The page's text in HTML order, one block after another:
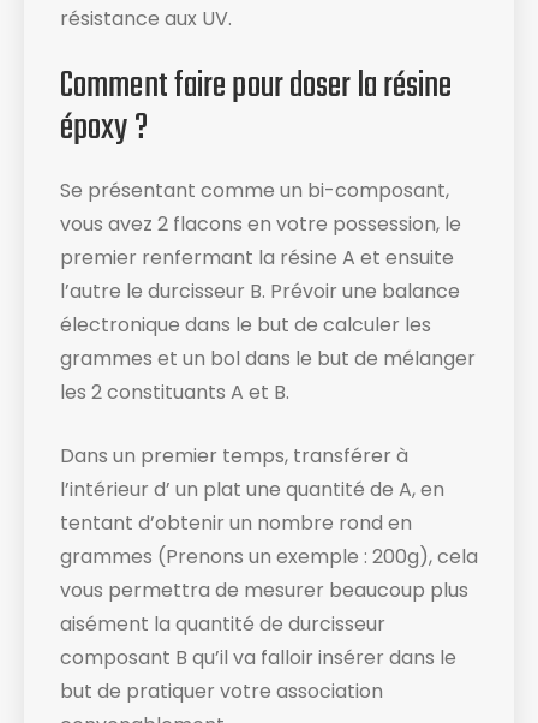
résistance aux UV.
Comment faire pour doser la résine
époxy ?
Se présentant comme un bi-composant,
vous avez 2 flacons en votre possession, le
premier renfermant la résine A et ensuite
l’autre le durcisseur B. Prévoir une balance
électronique dans le but de calculer les
grammes et un bol dans le but de mélanger
les 2 constituants A et B.
Dans un premier temps, transférer à
l’intérieur d’ un plat une quantité de A, en
tentant d’obtenir un nombre rond en
grammes (Prenons un exemple : 200g), cela
vous permettra de mesurer beaucoup plus
aisément la quantité de durcisseur
composant B qu’il va falloir insérer dans le
but de pratiquer votre association